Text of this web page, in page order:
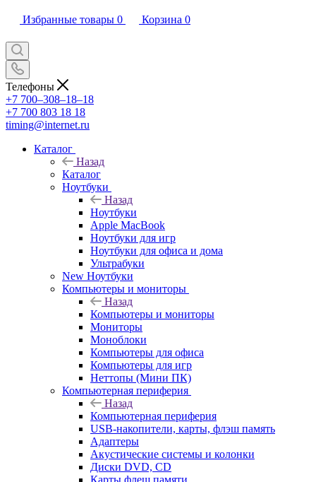
Избранные товары 0 Корзина 0
Телефоны
+7 700‒308‒18‒18
+7 700 803 18 18
timing@internet.ru
Каталог
Назад
Каталог
Ноутбуки
Назад
Ноутбуки
Apple MacBook
Ноутбуки для игр
Ноутбуки для офиса и дома
Ультрабуки
New Ноутбуки
Компьютеры и мониторы
Назад
Компьютеры и мониторы
Мониторы
Моноблоки
Компьютеры для офиса
Компьютеры для игр
Неттопы (Мини ПК)
Компьютерная периферия
Назад
Компьютерная периферия
USB-накопители, карты, флэш память
Адаптеры
Акустические системы и колонки
Диски DVD, CD
Карты флеш памяти